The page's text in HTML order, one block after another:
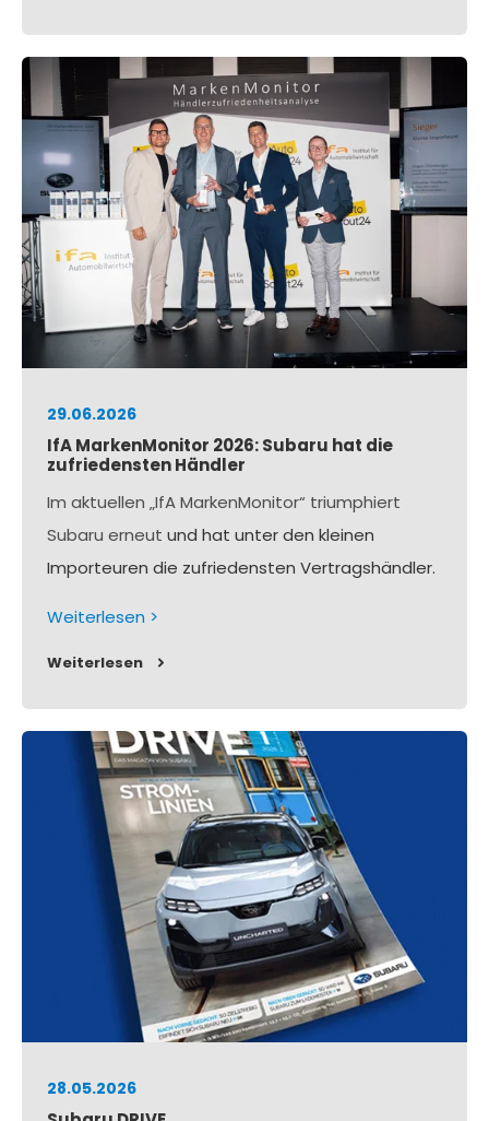
29.06.2026
IfA MarkenMonitor 2026: Subaru hat die
zufriedensten Händler
Im aktuellen „IfA MarkenMonitor“ triumphiert
Subaru erneut und hat unter den kleinen
Importeuren die zufriedensten Vertragshändler.
Weiterlesen >
Weiterlesen
28.05.2026